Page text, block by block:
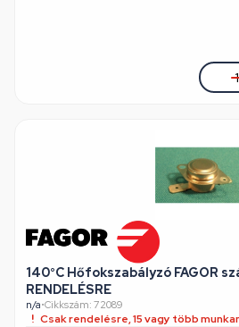
140°C Hőfokszabályzó FAGOR
RENDELÉSRE
n/a•Cikkszám: 72089
Csak rendelésre, 15 vagy több